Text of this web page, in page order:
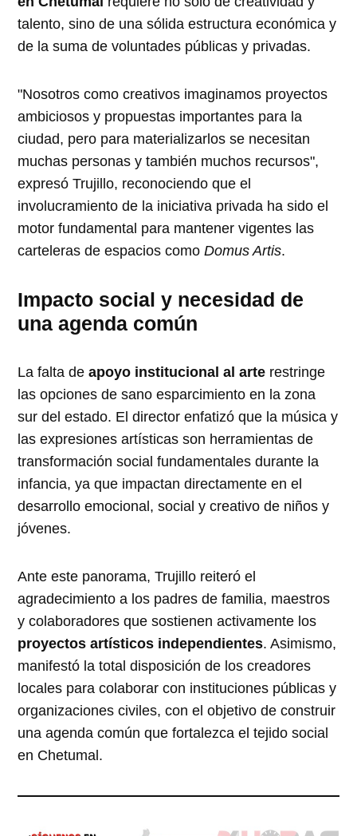
talento, sino de una sólida estructura económica y
de la suma de voluntades públicas y privadas.
"Nosotros como creativos imaginamos proyectos
ambiciosos y propuestas importantes para la
ciudad, pero para materializarlos se necesitan
muchas personas y también muchos recursos",
expresó Trujillo, reconociendo que el
involucramiento de la iniciativa privada ha sido el
motor fundamental para mantener vigentes las
carteleras de espacios comoDomus Artis.
Impacto social y necesidad de
una agenda común
La falta deapoyo institucional al arte restringe
las opciones de sano esparcimiento en la zona
sur del estado. El director enfatizó que la música y
las expresiones artísticas son herramientas de
transformación social fundamentales durante la
infancia, ya que impactan directamente en el
desarrollo emocional, social y creativo de niños y
jóvenes.
Ante este panorama, Trujillo reiteró el
agradecimiento a los padres de familia, maestros
y colaboradores que sostienen activamente los
proyectos artísticos independientes. Asimismo,
manifestó la total disposición de los creadores
locales para colaborar con instituciones públicas y
organizaciones civiles, con el objetivo de construir
una agenda común que fortalezca el tejido social
en Chetumal.